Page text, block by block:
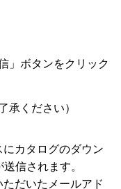
」ボタンをクリック
承ください）
カタログのダウン
信されます。
だいたメールアド